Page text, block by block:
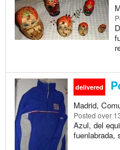
delivered
Madrid,
Posted over
Azul, del
fuenlabrada,